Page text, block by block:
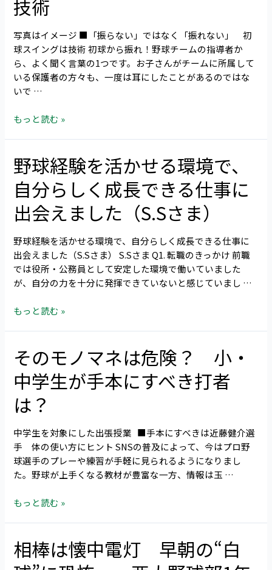
ン
独
断
選
出
技術
写真はイメージ ■「振らない」ではなく「振れない」 初
球スイングは技術 初球から振れ！――野球チームの指導者か
ら、よく聞く言葉の1つです。お子さんがチームに所属して
いる保護者の方々も、一度は耳にしたことがあるのではな
いで …
振
の
指
示
に
効
は？
者
に
共
通
す
技
術
もっと読む »
野球経験を活かせる環境で、
自分らしく成長できる仕事に
出会えました（S.Sさま）
野球経験を活かせる環境で、自分らしく成長できる仕事に
出会えました（S.Sさま） S.Sさま Q1. 転職のきっかけ 前職
では役所・公務員として安定した環境で働いていました
が、自分の力を十分に発揮できていないと感じていまし …
野
球
経
験
を
か
せ
る
環
で、
ら
し
く
成
長
き
る
仕
事
出
会
ま
し
もっと読む »
そのモノマネは危険？ 小・
中学生が手本にすべき打者
は？
中学生を対象にした出張授業 ■手本にすべきは近藤健介選
手 体の使い方にヒント SNSの普及によって、今はプロ野
球選手のプレーや練習が手軽に見られるようになりまし
た。野球が上手くなる教材が豊富な一方、情報は玉 …
そ
の
モ
ノ
マ
は
危
険？
小・
学
手
本
もっと読む »
相棒は懐中電灯 早朝の“白
相
棒